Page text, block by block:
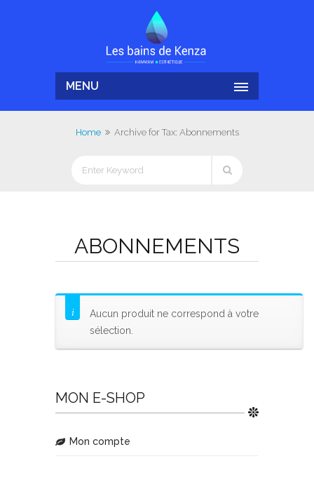
MENU
Home Archive for Tax: Abonnements
ABONNEMENTS
Aucun produit ne correspond à votre
sélection.
MON E-SHOP
Mon compte